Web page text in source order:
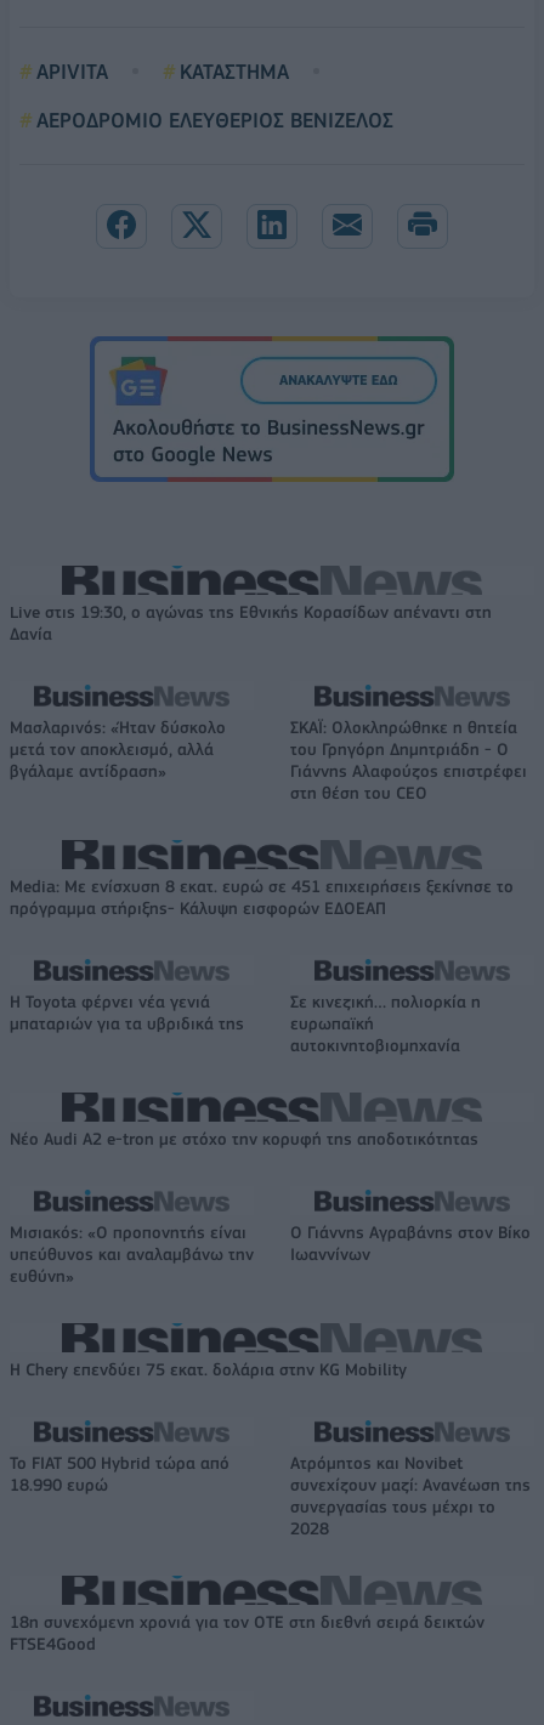
APIVITA
ΚΑΤΑΣΤΗΜΑ
ΑΕΡΟΔΡΟΜΙΟ ΕΛΕΥΘΕΡΙΟΣ ΒΕΝΙΖΕΛΟΣ
Live στις 19:30, ο αγώνας της Εθνικής Κορασίδων απέναντι στη
Δανία
Μασλαρινός: «Ήταν δύσκολο
μετά τον αποκλεισμό, αλλά
βγάλαμε αντίδραση»
ΣΚΑΪ: Ολοκληρώθηκε η θητεία
του Γρηγόρη Δημητριάδη - Ο
Γιάννης Αλαφούζος επιστρέφει
στη θέση του CEO
Media: Με ενίσχυση 8 εκατ. ευρώ σε 451 επιχειρήσεις ξεκίνησε το
πρόγραμμα στήριξης- Κάλυψη εισφορών ΕΔΟΕΑΠ
Η Toyota φέρνει νέα γενιά
μπαταριών για τα υβριδικά της
Σε κινεζική… πολιορκία η
ευρωπαϊκή
αυτοκινητοβιομηχανία
Νέο Audi A2 e-tron με στόχο την κορυφή της αποδοτικότητας
Μισιακός: «Ο προπονητής είναι
υπεύθυνος και αναλαμβάνω την
ευθύνη»
Ο Γιάννης Αγραβάνης στον Βίκο
Ιωαννίνων
Η Chery επενδύει 75 εκατ. δολάρια στην KG Mobility
Το FIAT 500 Hybrid τώρα από
18.990 ευρώ
Ατρόμητος και Novibet
συνεχίζουν μαζί: Ανανέωση της
συνεργασίας τους μέχρι το
2028
18η συνεχόμενη χρονιά για τον ΟΤΕ στη διεθνή σειρά δεικτών
FTSE4Good